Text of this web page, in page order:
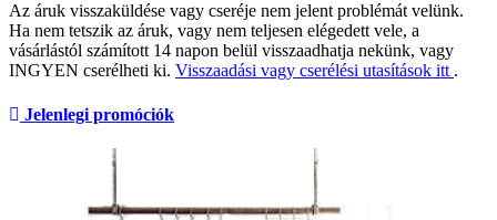
Az áruk visszaküldése vagy cseréje nem jelent problémát velünk.
Ha nem tetszik az áruk, vagy nem teljesen elégedett vele, a
vásárlástól számított 14 napon belül visszaadhatja nekünk, vagy
INGYEN cserélheti ki. Visszaadási vagy cserélési utasítások itt .
Jelenlegi promóciók